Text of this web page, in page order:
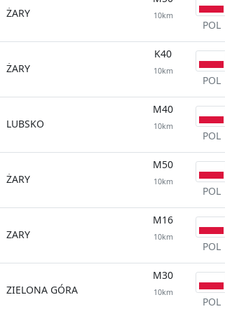
ŻARY 10km
POL
ŻARY
K40
10km
POL
LUBSKO
M40
10km
POL
ŻARY
M50
10km
POL
ZARY
M16
10km
POL
ZIELONA GÓRA
M30
10km
POL